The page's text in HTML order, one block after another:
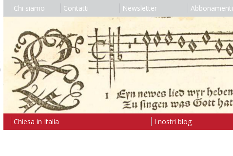
Chi siamo Contatti Newsletter Abbonamenti
Chiesa in Italia I nostri blog